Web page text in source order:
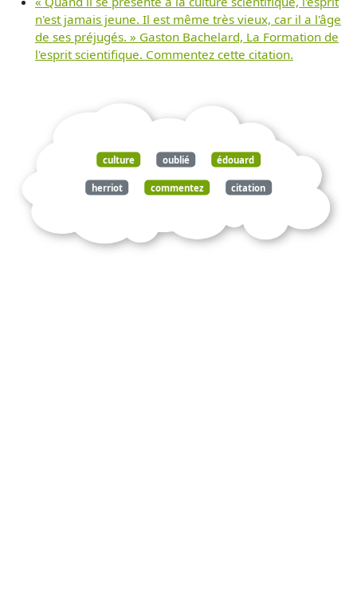
n'est jamais jeune. Il est même très vieux, car il a l'âge
de ses préjugés. » Gaston Bachelard, La Formation de
l'esprit scientifique. Commentez cette citation.
culture oublié édouard
herriot commentez citation